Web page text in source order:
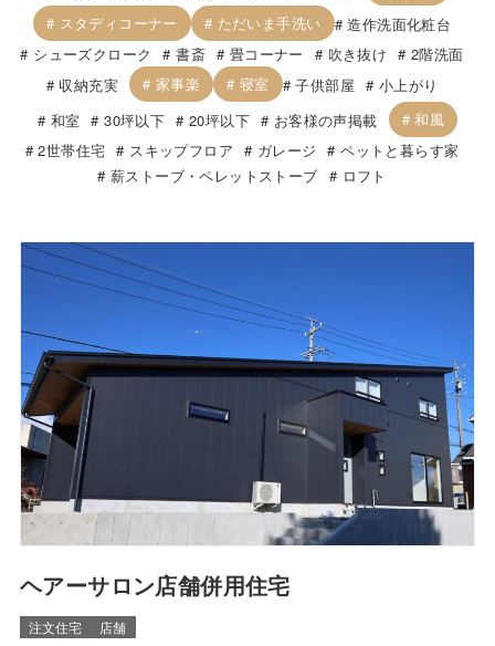
スタディコーナー
ただいま手洗い
造作洗面化粧台
シューズクローク
書斎 畳コーナー 吹き抜け
2階洗面
収納充実
家事楽 寝室 子供部屋
小上がり
和室
30坪以下 20坪以下 お客様の声掲載
和風
2世帯住宅
スキップフロア ガレージ
ペットと暮らす家
薪ストーブ・ペレットストーブ
ロフト
ヘアーサロン店舗併用住宅
注文住宅
店舗